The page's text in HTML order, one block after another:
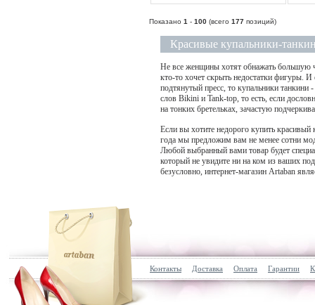
Показано 1 - 100 (всего 177 позиций)
Красивые купальники-
Не все женщины хотят обнажать большую
кто-то хочет скрыть недостатки фигуры.
подтянутый пресс, то купальники танкини
слов Bikini и Tank-top, то есть, если
на тонких бретельках, зачастую
Если вы хотите недорого купить
года мы предложим вам не менее сотни
Любой выбранный вами товар будет
который не увидите ни на ком из ваших
безусловно, интернет-магазин Artaban
Контакты Доставка Оплата Гарантии